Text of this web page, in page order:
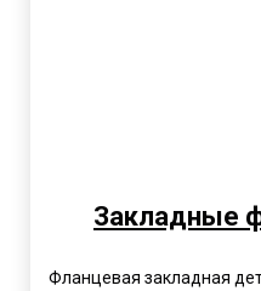
Закладные
Фланцевая закладная